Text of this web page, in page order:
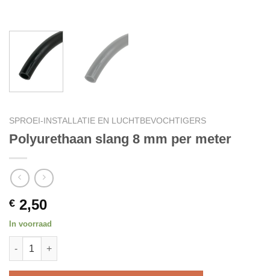
SPROEI-INSTALLATIE EN LUCHTBEVOCHTIGERS
Polyurethaan slang 8 mm per meter
€ 2,50
In voorraad
Polyurethaan slang 8 mm per meter quantity